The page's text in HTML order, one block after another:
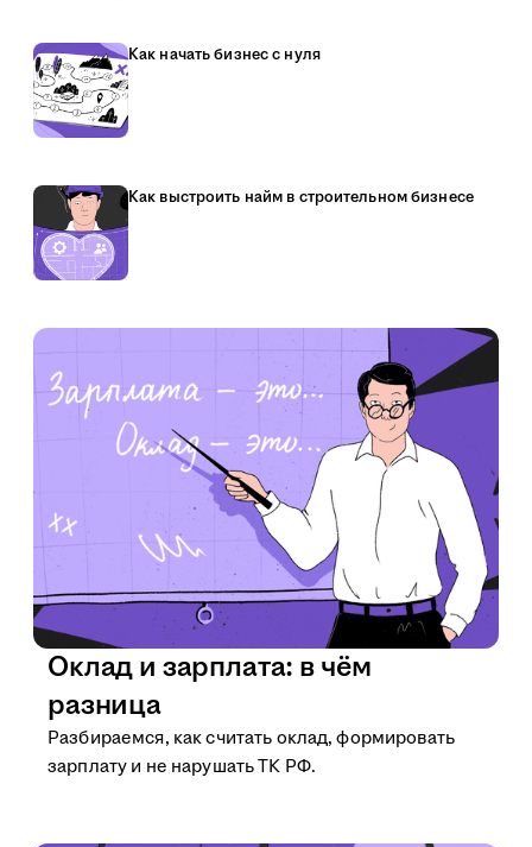
Как начать бизнес с нуля
Как выстроить найм в строительном бизнесе
Оклад и зарплата: в чём
разница
Разбираемся, как считать оклад, формировать
зарплату и не нарушать ТК РФ.